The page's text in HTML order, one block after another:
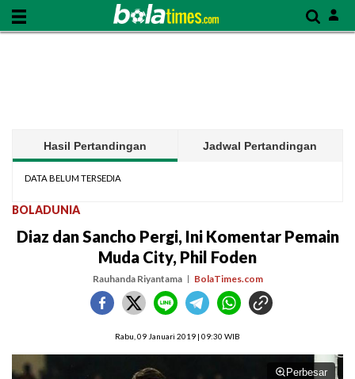
Hasil Pertandingan Jadwal Pertandingan
DATA BELUM TERSEDIA
BOLADUNIA
Diaz dan Sancho Pergi, Ini Komentar Pemain
Muda City, Phil Foden
Rauhanda Riyantama BolaTimes.com
Rabu, 09 Januari 2019 | 09:30 WIB
Perbesar